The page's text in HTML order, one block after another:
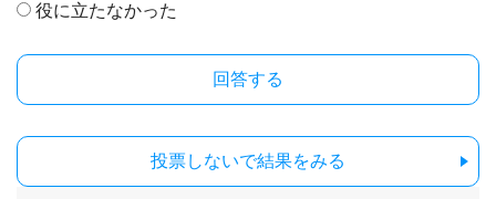
役に立たなかった
投票しないで結果をみる